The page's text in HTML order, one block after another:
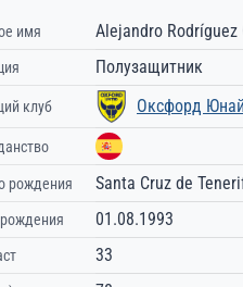
имя Alejandro Rodríguez
Полузащитник
клуб Оксфорд
рождения Santa Cruz de
01.08.1993
33